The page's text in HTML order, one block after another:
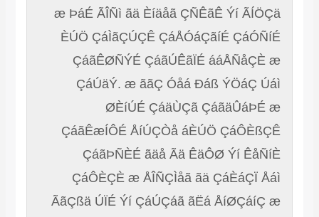
æ ÞáÉ ÃÎÑì ãä Èíäåã ÇÑÊãÊ Ýí ÃÍÖÇä
ÈÚÖ ÇáÌãÇÚÇÊ ÇáÅÓáÇãíÉ ÇáÓÑíÉ
ÇáãÊØÑÝÉ ÇáãÚÊãÏÉ ááÅÑåÇÈ æ
ÇáÚäÝ. æ ããÇ Óåá Ðáß ÝÖáÇ Úáì
ØÈíÚÉ ÇáäÙÇã ÇáãäÛáÞÉ æ
ÇáãÊæÍÔÉ ÅíÚÇÒå áÈÚÖ ÇáÔÈßÇÊ
ÇáãÞÑÈÉ ãäå Ãä ÊäÔØ Ýí ÊåÑíÈ
ÇáÔÈÇÈ æ ÅÎÑÇÌåã ãä ÇáÈáÇÏ Åáì
ÃãÇßä ÚÏÉ Ýí ÇáÚÇáã ãËá ÅíØÇáíÇ æ